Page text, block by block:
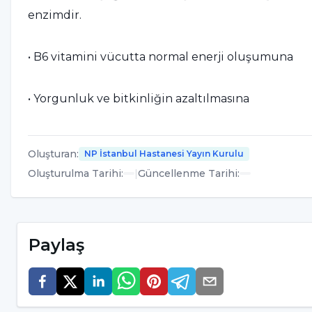
enzimdir.
• B6 vitamini vücutta normal enerji oluşumuna
• Yorgunluk ve bitkinliğin azaltılmasına
• Normal homosistenin metabolizmasına
• Normal kırmızı kan hücrelerinin oluşumuna ve
• Bağışıklık sistemini güçlendirir. Vücudumuzu
• Kan üretimine destek vermesi nedeniyle
• Uykusuzluk problemini önler.
Oluşturan: NP İstanbul Hastanesi Yayın Kurulu
Oluşturulma Tarihi: |Güncellenme Tarihi:
Paylaş